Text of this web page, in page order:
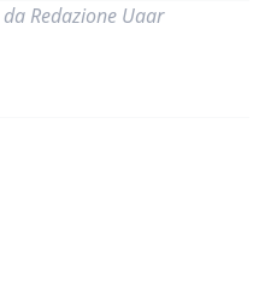
da Redazione Uaar